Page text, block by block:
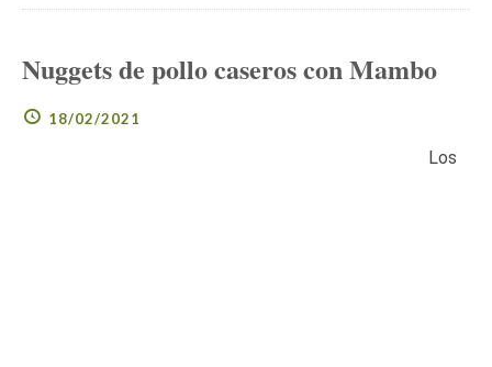
Nuggets de pollo caseros con Mambo
18/02/2021
Los